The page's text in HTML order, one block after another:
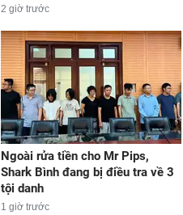
2 giờ trước
Ngoài rửa tiền cho Mr Pips,
Shark Bình đang bị điều tra về 3
tội danh
1 giờ trước